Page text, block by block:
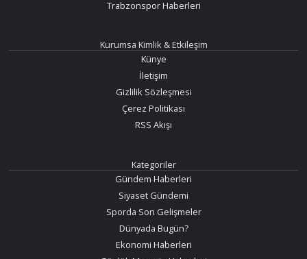
Trabzonspor Haberleri
Kurumsa Kimlik & Etkileşim
Künye
İletişim
Gizlilik Sözleşmesi
Çerez Politikası
RSS Akışı
Kategoriler
Gündem Haberleri
Siyaset Gündemi
Sporda Son Gelişmeler
Dünyada Bugün?
Ekonomi Haberleri